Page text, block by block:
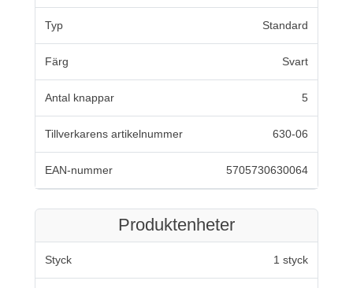
Typ Standard
Färg Svart
Antal knappar 5
Tillverkarens artikelnummer 630-06
EAN-nummer 5705730630064
Produktenheter
Styck 1 styck